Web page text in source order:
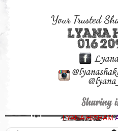
LYANA HISHAM